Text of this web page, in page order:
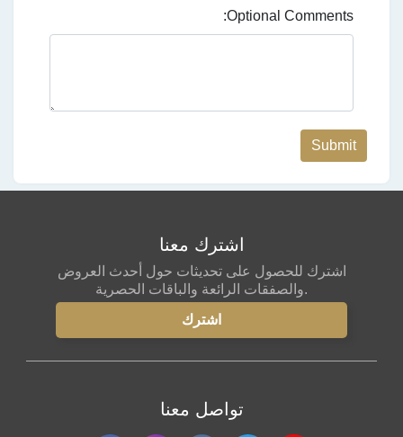
Optional Comments:
Submit
اشترك معنا
اشترك للحصول على تحديثات حول أحدث العروض
والصفقات الرائعة والباقات الحصرية.
تواصل معنا